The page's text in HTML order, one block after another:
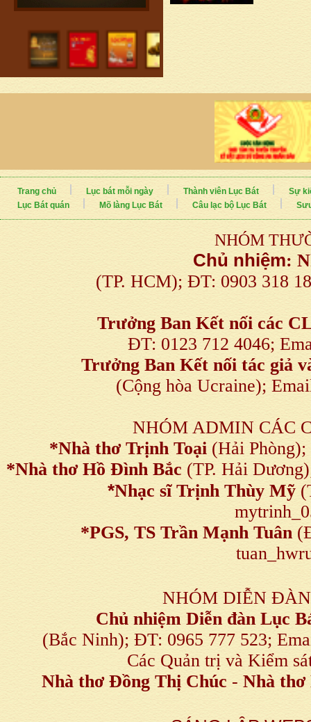
Trang chủ Lục bát mỗi ngày Thành viên Lục Bát
Sự
Lục Bát quán
Mõ làng Lục Bát Câu lạc bộ Lục Bát
NHÓM
Chủ nhiệm:
(TP. HCM); ĐT: 0903 318
Trưởng Ban Kết nối các
ĐT: 0123 712 4046;
Trưởng Ban Kết nối tác giả
(Cộng hòa Ucraine);
NHÓM ADMIN CÁC
*Nhà thơ Trịnh Toại (Hải
*Nhà thơ Hồ Đình Bắc (TP. Hải
*Nhạc sĩ Trịnh Thùy Mỹ
*PGS, TS Trần Mạnh Tuân
NHÓM DIỄN
Chủ nhiệm Diễn đàn Lục
(Bắc Ninh); ĐT: 0965 777 523;
Các Quản trị và Kiểm
Nhà thơ Đồng Thị Chúc - Nhà thơ